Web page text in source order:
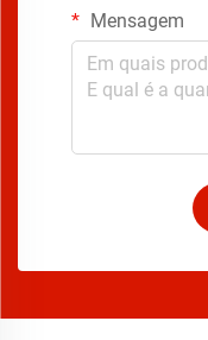
Mensagem